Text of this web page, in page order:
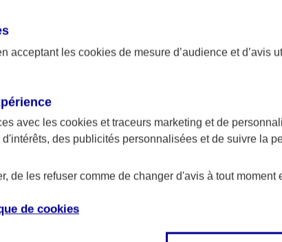
principal
acceptant les cookies de mesure d’audience et d’avis
avec les cookies et traceurs marketing et de
des publicités personnalisées et de suivre la
de les refuser comme de changer d'avis à tout moment
de cookies